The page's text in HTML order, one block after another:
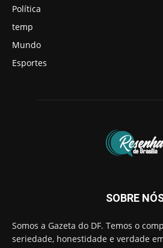
Política
temp
Mundo
Esportes
SOBRE
Somos a Gazeta do DF. Temos o
seriedade, honestidade e verdade